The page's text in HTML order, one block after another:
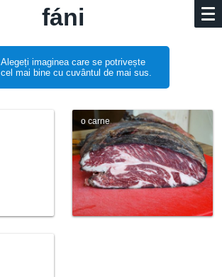
fáni
Alegeți imaginea care se potrivește
cel mai bine cu cuvântul de mai sus.
o carne